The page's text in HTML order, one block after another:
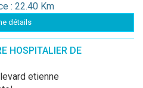
: 22.40 Km
détails
HOSPITALIER DE